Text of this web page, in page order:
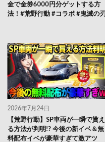
金で金券6000円分ゲットする方
法！#荒野行動 #コラボ #鬼滅の刃
2026年7月24日
【荒野行動】SP車両が一瞬で貰え
る方法が判明!? 今後の新イベ＆無
料配布イベが豪華すぎて激アツ